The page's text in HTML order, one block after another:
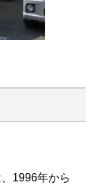
1996年から